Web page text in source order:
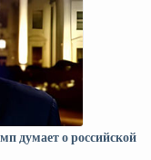
думает о российской